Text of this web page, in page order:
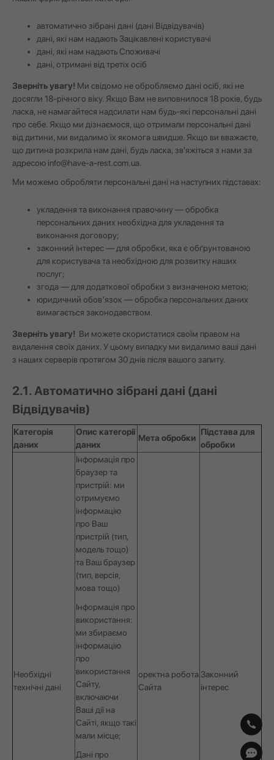
автоматично зібрані дані (дані Відвідувачів)
дані, які нам надають Зацікавлені користувачі
дані, які нам надають Споживачі
дані, отримані від третіх осіб
Зверніть увагу! Ми свідомо не обробляємо дані осіб, які не
досягли 18-річного віку. Якщо Вам не виповнилося 18 років, будь
ласка, не намагайтеся надсилати нам будь-які персональні дані
про себе. Якщо ми дізнаємося, що отримали персональні дані
від дитини, ми видалимо їх якомога швидше. Якщо ви вважаєте,
що дитина розкрила нам дані, будь ласка, зв'яжіться з нами за
адресою info@have-a-rest.com.ua
Ми можемо обробляти персональні дані на наступних підставах:
укладення та виконання правочину — обробка
персональних даних необхідна для укладення та
виконання договору;
законний інтерес — для обробки, яка є обґрунтованою
для користувача та необхідною для розвитку наших
послуг;
згода — для додаткової обробки з визначеною метою;
юридичний обов’язок — обробка персональних даних
вимагається законодавством.
Зверніть увагу! Ви можете скористатися своїм правом на
видалення своїх даних. У цьому випадку ми видалимо ваші дані
з наших серверів протягом 30 днів після вашого запиту.
2.1. Автоматично зібрані дані (дані
Відвідувачів)
Категорія
даних
Опис категорії
даних
Мета обробки
Підстава для
обробки
Необхідні
технічні дані
Інформація про
браузер та
пристрій: ми
отримуємо
інформацію
про Ваш
пристрій (тип,
модель тощо)
та Ваш браузер
(тип, версія,
мова тощо)
Інформація про
використання:
ми збираємо
інформацію
про
використання
Сайту,
включаючи
Ваші дії на
Сайті, якщо такі
мали місце;
Дані про
оректна робота
Сайта
Законний
інтерес